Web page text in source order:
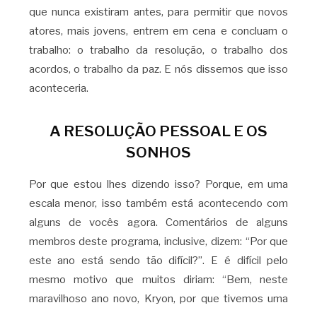
que nunca existiram antes, para permitir que novos
atores, mais jovens, entrem em cena e concluam o
trabalho: o trabalho da resolução, o trabalho dos
acordos, o trabalho da paz. E nós dissemos que isso
aconteceria.
A RESOLUÇÃO PESSOAL E OS
SONHOS
Por que estou lhes dizendo isso? Porque, em uma
escala menor, isso também está acontecendo com
alguns de vocês agora. Comentários de alguns
membros deste programa, inclusive, dizem: “Por que
este ano está sendo tão difícil?”. E é difícil pelo
mesmo motivo que muitos diriam: “Bem, neste
maravilhoso ano novo, Kryon, por que tivemos uma